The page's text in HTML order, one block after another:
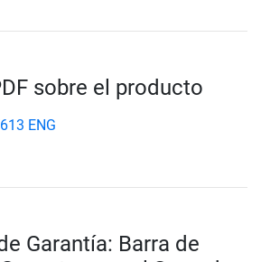
sobre el producto
ENG
Garantía: Barra de